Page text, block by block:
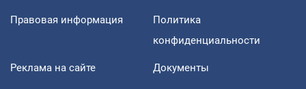
Правовая информация
Политика
конфиденциальности
Реклама на сайте Документы